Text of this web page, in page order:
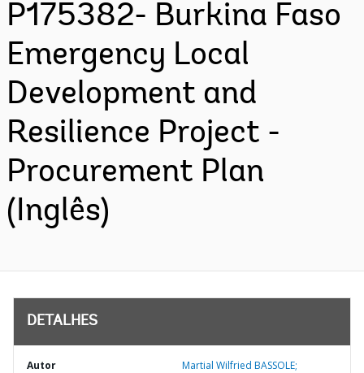
P175382- Burkina Faso
Emergency Local
Development and
Resilience Project -
Procurement Plan
(Inglês)
DETALHES
Autor Martial Wilfried BASSOLE;